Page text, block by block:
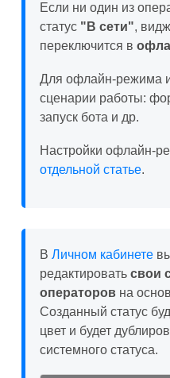
Если ни один из
статус "В сети",
переключится в
Для офлайн-режима
сценарии работы:
запуск бота и др.
Настройки офлайн-
отдельной статье.
В Личном кабинете
редактировать свои
операторов на
Созданный статус
цвет и будет
системного статуса.